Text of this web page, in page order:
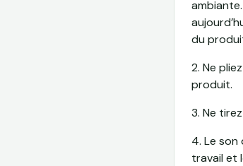
du
2. Ne
produit.
3. Ne
4. Le
travail et